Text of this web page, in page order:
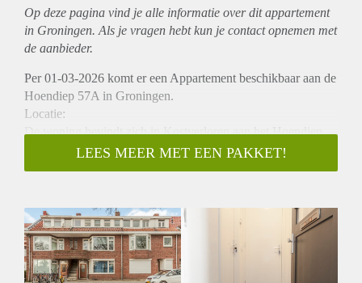
Op deze pagina vind je alle informatie over ditappartement
in Groningen. Als je vragen hebt kun je contact opnemen met
de aanbieder.
Per 01-03-2026 komt er een Appartement beschikbaar aan de
Hoendiep 57A in Groningen.
Locatie:
De woning bevindt zich in Kostverloren aan het Hoendiep.
Restaurants, cafés en supermarkten bevinden zich allemaal
op fietsafstand. Voor de dagelijkse boodschappen is er een
andere regio’s kunt bereiken.
Indeling:
Het appartement bevindt zich op de eerste verdieping van het
pand en heeft een oppervlakte van circa 20 m². Je komt
LEES MEER MET EEN PAKKET!